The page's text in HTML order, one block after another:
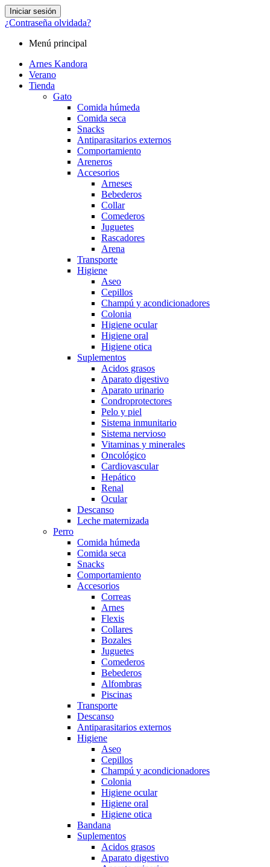
Iniciar sesión
¿Contraseña olvidada?
Menú principal
Arnes Kandora
Verano
Tienda
Gato
Comida húmeda
Comida seca
Snacks
Antiparasitarios externos
Comportamiento
Areneros
Accesorios
Arneses
Bebederos
Collar
Comederos
Juguetes
Rascadores
Arena
Transporte
Higiene
Aseo
Cepillos
Champú y acondicionadores
Colonia
Higiene ocular
Higiene oral
Higiene otica
Suplementos
Acidos grasos
Aparato digestivo
Aparato urinario
Condroprotectores
Pelo y piel
Sistema inmunitario
Sistema nervioso
Vitaminas y minerales
Oncológico
Cardiovascular
Hepático
Renal
Ocular
Descanso
Leche maternizada
Perro
Comida húmeda
Comida seca
Snacks
Comportamiento
Accesorios
Correas
Arnes
Flexis
Collares
Bozales
Juguetes
Comederos
Bebederos
Alfombras
Piscinas
Transporte
Descanso
Antiparasitarios externos
Higiene
Aseo
Cepillos
Champú y acondicionadores
Colonia
Higiene ocular
Higiene oral
Higiene otica
Bandana
Suplementos
Acidos grasos
Aparato digestivo